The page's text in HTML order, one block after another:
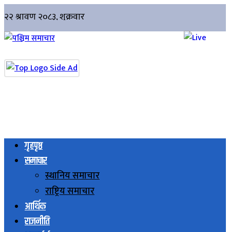
गृहपृष्ठ
समाचार
स्थानिय समाचार
राष्ट्रिय समाचार
आर्थिक
राजनीति